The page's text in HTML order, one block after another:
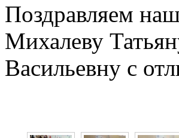
Поздравляем
Михалеву
Васильевну с